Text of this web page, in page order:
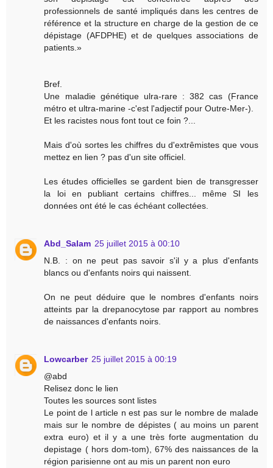
professionnels de santé impliqués dans les centres de
référence et la structure en charge de la gestion de ce
dépistage (AFDPHE) et de quelques associations de
patients.»
Bref.
Une maladie génétique ulra-rare : 382 cas (France
métro et ultra-marine -c'est l'adjectif pour Outre-Mer-).
Et les racistes nous font tout ce foin ?...
Mais d'où sortes les chiffres du d'extrêmistes que vous
mettez en lien ? pas d'un site officiel.
Les études officielles se gardent bien de transgresser
la loi en publiant certains chiffres... même SI les
données ont été le cas échéant collectées.
Abd_Salam 25 juillet 2015 à 00:10
N.B. : on ne peut pas savoir s'il y a plus d'enfants
blancs ou d'enfants noirs qui naissent.
On ne peut déduire que le nombres d'enfants noirs
atteints par la drepanocytose par rapport au nombres
de naissances d'enfants noirs.
Lowcarber 25 juillet 2015 à 00:19
@abd
Relisez donc le lien
Toutes les sources sont listes
Le point de l article n est pas sur le nombre de malade
mais sur le nombre de dépistes ( au moins un parent
extra euro) et il y a une très forte augmentation du
depistage ( hors dom-tom), 67% des naissances de la
région parisienne ont au mis un parent non euro